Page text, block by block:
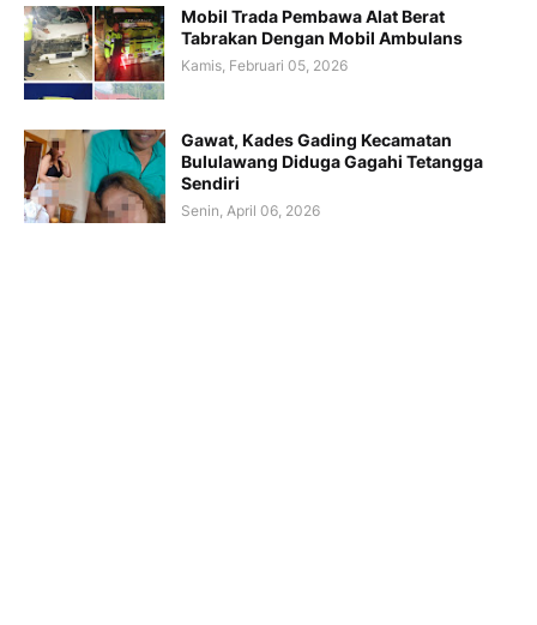
Mobil Trada Pembawa Alat Berat
Tabrakan Dengan Mobil Ambulans
Kamis, Februari 05, 2026
Gawat, Kades Gading Kecamatan
Bululawang Diduga Gagahi Tetangga
Sendiri
Senin, April 06, 2026